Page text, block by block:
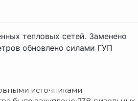
тепловых сетей. Заменено
обновлено силами ГУП
источниками